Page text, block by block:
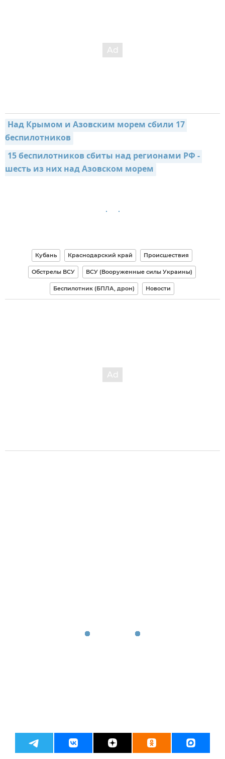
Над Крымом и Азовским морем сбили 17
беспилотников
15 беспилотников сбиты над регионами РФ -
шесть из них над Азовском морем
Кубань Краснодарский край Происшествия
Обстрелы ВСУ ВСУ (Вооруженные силы Украины)
Беспилотник (БПЛА, дрон) Новости